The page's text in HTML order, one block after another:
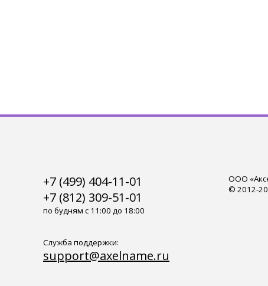
+7 (499) 404-11-01
+7 (812) 309-51-01
по будням с 11:00 до 18:00
Служба поддержки:
support@axelname.ru
ООО
© 2012-